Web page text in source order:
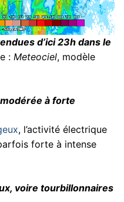
d’ici 23h dans le
: Meteociel, modèle
à forte
, l’activité électrique
forte à intense
voire tourbillonnaires